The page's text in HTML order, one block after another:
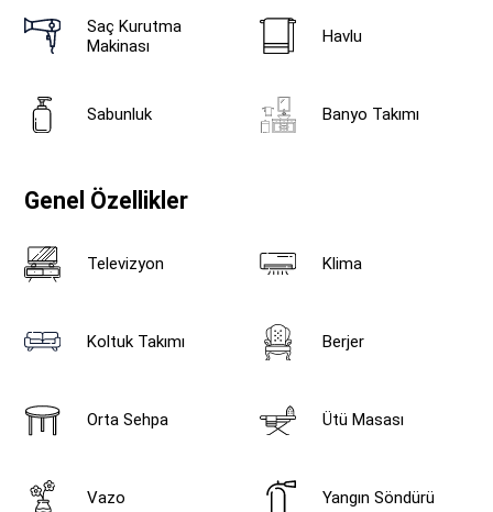
Saç Kurutma
Makinası
Havlu
Sabunluk Banyo Takımı
Genel Özellikler
Televizyon Klima
Koltuk Takımı Berjer
Orta Sehpa Ütü Masası
Vazo Yangın Söndürü